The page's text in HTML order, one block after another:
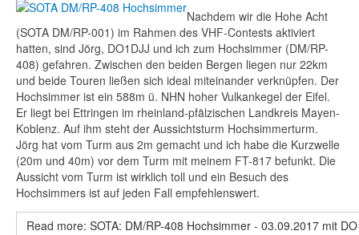
Nachdem wir die Hohe Acht
(SOTA DM/RP-001) im Rahmen des VHF-Contests aktiviert
hatten, sind Jörg, DO1DJJ und ich zum Hochsimmer (DM/RP-
408) gefahren. Zwischen den beiden Bergen liegen nur 22km
und beide Touren ließen sich ideal miteinander verknüpfen. Der
Hochsimmer ist ein 588m ü. NHN hoher Vulkankegel der Eifel.
Er liegt bei Ettringen im rheinland-pfälzischen Landkreis Mayen-
Koblenz. Auf ihm steht der Aussichtsturm Hochsimmerturm.
Jörg hat vom Turm aus 2m gemacht und ich habe die Kurzwelle
(20m und 40m) vor dem Turm mit meinem FT-817 befunkt. Die
Aussicht vom Turm ist wirklich toll und ein Besuch des
Hochsimmers ist auf jeden Fall empfehlenswert.
Read more: SOTA: DM/RP-408 Hochsimmer - 03.09.2017 mit